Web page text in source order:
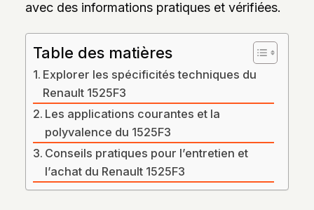
L’ESTHÉTIQUE
PASSIONNÉS
PROFESSIONNELS.
avec des informations pratiques et vérifiées.
Table des matières
Explorer les spécificités techniques du
Renault 1525F3
Les applications courantes et la
polyvalence du 1525F3
Conseils pratiques pour l’entretien et
l’achat du Renault 1525F3